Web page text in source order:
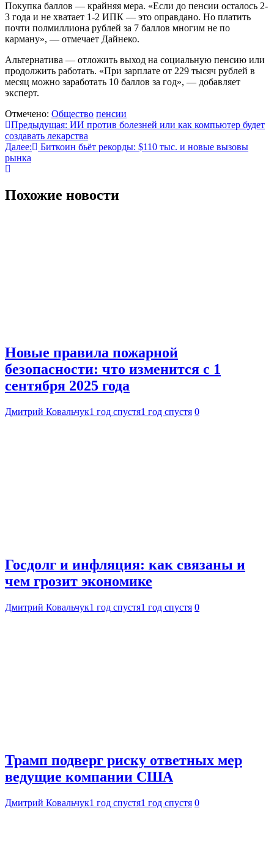
Покупка баллов — крайняя мера. «Если до пенсии осталось 2-
3 года и не хватает 1-2 ИПК — это оправдано. Но платить
почти полмиллиона рублей за 7 баллов многим не по
карману», — отмечает Дайнеко.
Альтернатива — отложить выход на социальную пенсию или
продолжить работать. «При зарплате от 229 тысяч рублей в
месяц можно заработать 10 баллов за год», — добавляет
эксперт.
Отмечено: Общество пенсии
Навигация
по
записям
Предыдущая: ИИ против болезней или как компьютер будет
создавать лекарства
Далее:
Биткоин бьёт рекорды: $110 тыс. и новые вызовы
рынка
Похожие новости
Новые правила пожарной
безопасности: что изменится с 1
сентября 2025 года
Дмитрий Ковальчук1 год спустя1 год спустя 0
Госдолг и инфляция: как связаны и
чем грозит экономике
Дмитрий Ковальчук1 год спустя1 год спустя 0
Трамп подверг риску ответных мер
ведущие компании США
Дмитрий Ковальчук1 год спустя1 год спустя 0